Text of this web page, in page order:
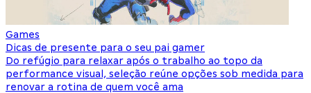
Games
Dicas de presente para o seu pai gamer
Do refúgio para relaxar após o trabalho ao topo da
performance visual, seleção reúne opções sob medida para
renovar a rotina de quem você ama